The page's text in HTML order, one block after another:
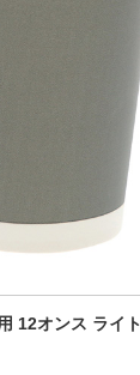
12オンス ライ